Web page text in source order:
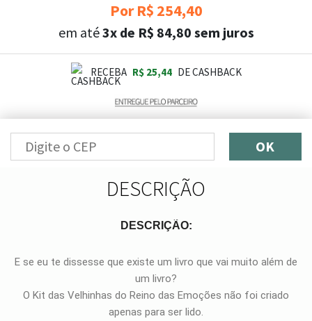
Por R$ 254,40
em até3x de R$ 84,80 sem juros
RECEBA R$ 25,44 DE CASHBACK
OK
DESCRIÇÃO
DESCRIÇÃO:
E se eu te dissesse que existe um livro que vai muito além de
um livro?
O Kit das Velhinhas do Reino das Emoções não foi criado
apenas para ser lido.